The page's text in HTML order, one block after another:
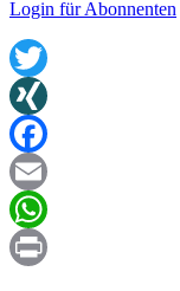
Login für Abonnenten
Twitter
XING
Facebook
Email
WhatsApp